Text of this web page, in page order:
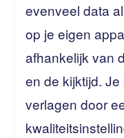
evenveel data
op je eigen
afhankelijk van
en de kijktijd.
verlagen door